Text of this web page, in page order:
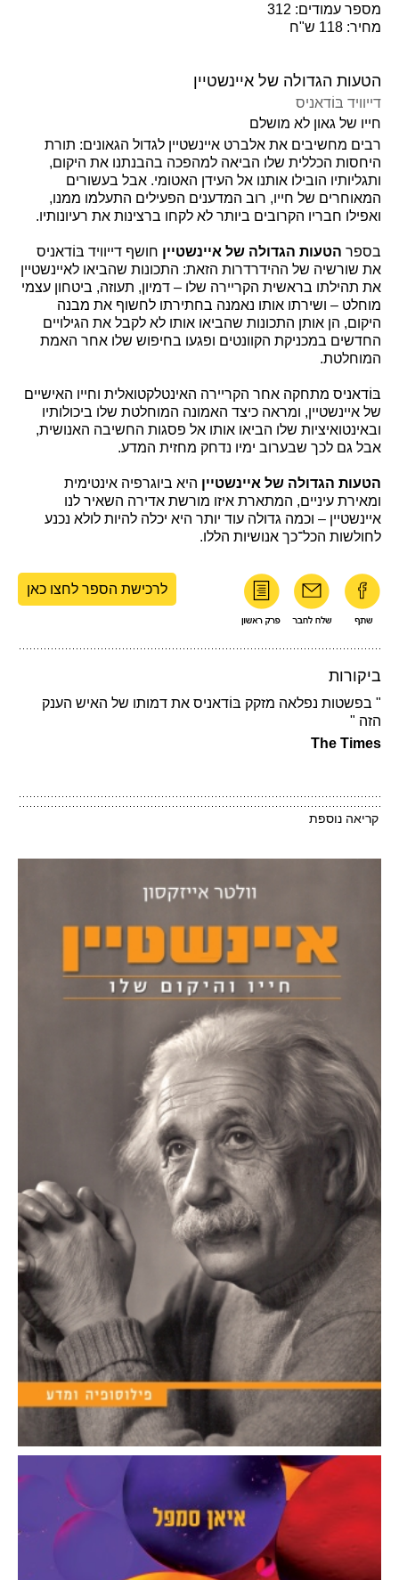
מספר עמודים: 312
מחיר: 118 ש"ח
הטעות הגדולה של איינשטיין
דייוויד בּוֹדאניס
חייו של גאון לא מושלם
רבים מחשיבים את אלברט איינשטיין לגדול הגאונים: תורת
היחסות הכללית שלו הביאה למהפכה בהבנתנו את היקום,
ותגליותיו הובילו אותנו אל העידן האטומי. אבל בעשורים
המאוחרים של חייו, רוב המדענים הפעילים התעלמו ממנו,
ואפילו חבריו הקרובים ביותר לא לקחו ברצינות את רעיונותיו.
בספר הטעות הגדולה של איינשטיין חושף דייוויד בּוֹדאניס
את שורשיה של ההידרדרות הזאת: התכונות שהביאו לאיינשטיין
את תהילתו בראשית הקריירה שלו – דמיון, תעוזה, ביטחון עצמי
מוחלט – ושירתו אותו נאמנה בחתירתו לחשוף את מבנה
היקום, הן אותן התכונות שהביאו אותו לא לקבל את הגילויים
החדשים במכניקת הקוונטים ופגעו בחיפוש שלו אחר האמת
המוחלטת.
בּוֹדאניס מתחקה אחר הקריירה האינטלקטואלית וחייו האישיים
של איינשטיין, ומראה כיצד האמונה המוחלטת שלו ביכולותיו
ובאינטואיציות שלו הביאו אותו אל פסגות החשיבה האנושית,
אבל גם לכך שבערוב ימיו נדחק מחזית המדע.
הטעות הגדולה של איינשטיין היא ביוגרפיה אינטימית
ומאירת עיניים, המתארת איזו מורשת אדירה השאיר לנו
איינשטיין – וכמה גדולה עוד יותר היא יכלה להיות לולא נכנע
לחולשות הכל־כך אנושיות הללו.
לרכישת הספר לחצו כאן
ביקורות
" בפשטות נפלאה מזקק בּוֹדאניס את דמותו של האיש הענק
הזה "
The Times
קריאה נוספת